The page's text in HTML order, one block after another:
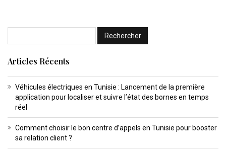
Articles Récents
Véhicules électriques en Tunisie : Lancement de la première
application pour localiser et suivre l’état des bornes en temps
réel
Comment choisir le bon centre d’appels en Tunisie pour booster
sa relation client ?